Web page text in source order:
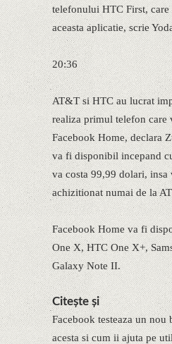
telefonului HTC First, care
aceasta aplicatie, scrie
20:36
AT&T si HTC au lucrat
realiza primul telefon care
Facebook Home, declara
va fi disponibil incepand
va costa 99,99 dolari, insa
achizitionat numai de la
Facebook Home va fi
One X, HTC One X+,
Galaxy Note II.
Citește și
Facebook testeaza un nou
acesta si cum ii ajuta pe